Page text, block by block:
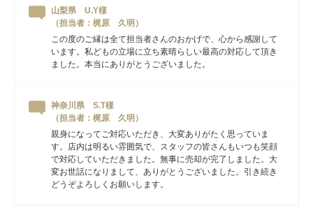
山梨県 U.Y様
（担当者：梶原 久明）
この度のご縁は全て担当者さんのおかげで、心から感謝して
います。私どもの立場に立ち素晴らしい最高の対応して頂き
ました。本当にありがとうございました。
神奈川県 S.T様
（担当者：梶原 久明）
親身になってご対応いただき、大変ありがたく思っていま
す。店内は明るい雰囲気で、スタッフの皆さんもいつも笑顔
で対応していただきました。無事に売却が完了しました。大
変お世話になりまして、ありがとうございました。引き続き
どうぞよろしくお願いします。